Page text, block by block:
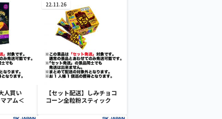
人買い
アム＜
22.11.26
【セット配送】しみチョコ
コーン全粒粉スティック